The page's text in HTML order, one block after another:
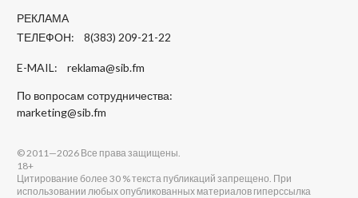
РЕКЛАМА
ТЕЛЕФОН: 8(383) 209-21-22
E-MAIL: reklama@sib.fm
По вопросам сотрудничества:
marketing@sib.fm
© 2011—2026 Все права защищены.
18+
Цитирование более 30 % текста публикаций запрещено. При
использовании любых опубликованных материалов гиперссылка